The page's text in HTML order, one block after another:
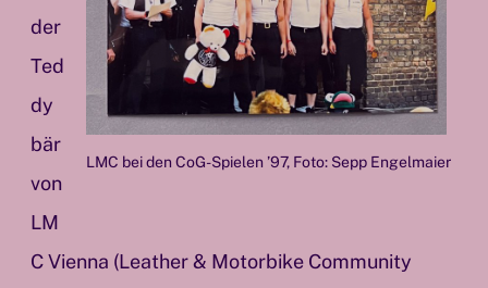
LMC bei den CoG-Spielen ’97, Foto: Sepp Engelmaier
der
Ted
dy
bär
von
LM
C Vienna (Leather & Motorbike Community